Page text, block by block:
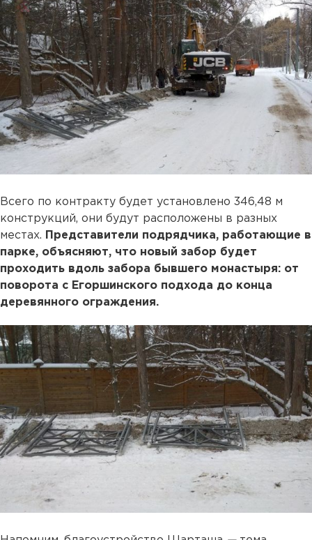
Всего по контракту будет установлено 346,48 м
конструкций, они будут расположены в разных
местах.
Представители подрядчика, работающие в
парке, объясняют, что новый забор будет
проходить вдоль забора бывшего монастыря: от
поворота с Егоршинского подхода до конца
деревянного ограждения.